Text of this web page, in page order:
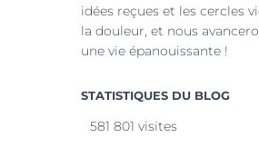
idées reçues et les cercles
la douleur, et nous
une vie épanouissante !
STATISTIQUES DU BLOG
581 801 visites